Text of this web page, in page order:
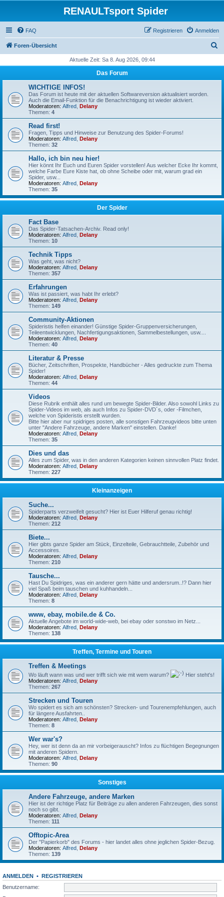
RENAULTsport Spider
FAQ Anmelden
Registrieren
Foren-Übersicht
h
Aktuelle Zeit: Sa 8. Aug 2026, 09:44
Das Forum
WICHTIGE INFOS!
Das Forum ist heute mit der aktuellen Softwareversion aktualisiert worden.
Auch die Email-Funktion für die Benachrichtigung ist wieder aktiviert.
Moderatoren: Alfred Delany
Themen: 4
Read first!
Fragen, Tipps und Hinweise zur Benutzung des Spider-Forums!
Moderatoren: Alfred Delany
Themen: 32
Hallo, ich bin neu hier!
Hier könnt Ihr Euch und Euren Spider vorstellen! Aus welcher Ecke Ihr kommt,
welche Farbe Eure Kiste hat, ob ohne Scheibe oder mit, warum grad ein
Spider, usw...
Moderatoren: Alfred Delany
Themen: 35
Der Spider
Fact Base
Das Spider-Tatsachen-Archiv. Read only!
Moderatoren: Alfred Delany
Themen: 10
Technik Tipps
Was geht, was nicht?
Moderatoren: Alfred Delany
Themen: 357
Erfahrungen
Was ist passiert, was habt Ihr erlebt?
Moderatoren: Alfred Delany
Themen: 149
Community-Aktionen
Spideristis helfen einander! Günstige Spider-Gruppenversicherungen,
Teileentwicklungen, Nachfertigungsaktionen, Sammelbestellungen, usw....
Moderatoren: Alfred Delany
Themen: 40
Literatur & Presse
Bücher, Zeitschriften, Prospekte, Handbücher - Alles gedruckte zum Thema
Spider!
Moderatoren: Alfred Delany
Themen: 44
Videos
Diese Rubrik enthält alles rund um bewegte Spider-Bilder. Also sowohl Links zu
Spider-Videos im web, als auch Infos zu Spider-DVD´s, oder -Filmchen,
welche von Spideristis erstellt wurden.
Bitte hier aber nur spidriges posten, alle sonstigen Fahrzeugvideos bitte unten
unter "Andere Fahrzeuge, andere Marken" einstellen. Danke!
Moderatoren: Alfred Delany
Themen: 35
Dies und das
Alles zum Spider, was in den anderen Kategorien keinen sinnvollen Platz findet.
Moderatoren: Alfred Delany
Themen: 227
Kleinanzeigen
Suche...
Spiderparts verzweifelt gesucht? Hier ist Euer Hilferuf genau richtig!
Moderatoren: Alfred Delany
Themen: 212
Biete...
Hier gibts ganze Spider am Stück, Einzelteile, Gebrauchtteile, Zubehör und
Accessoires.
Moderatoren: Alfred Delany
Themen: 210
Tausche...
Hast Du Spidriges, was ein anderer gern hätte und andersrum..!? Dann hier
viel Spaß beim tauschen und kuhhandeln...
Moderatoren: Alfred Delany
Themen: 8
www, ebay, mobile.de & Co.
Aktuelle Angebote im world-wide-web, bei ebay oder sonstwo im Netz...
Moderatoren: Alfred Delany
Themen: 138
Treffen, Termine und Touren
Treffen & Meetings
Wo läuft wann was und wer trifft sich wie mit wem warum?
Hier steht's!
Moderatoren: Alfred Delany
Themen: 267
Strecken und Touren
Wo spidert es sich am schönsten? Strecken- und Tourenempfehlungen, auch
für längere Ausfahrten..
Moderatoren: Alfred Delany
Themen: 8
Wer war's?
Hey, wer ist denn da an mir vorbeigerauscht? Infos zu flüchtigen Begegnungen
mit anderen Spidern.
Moderatoren: Alfred Delany
Themen: 90
Sonstiges
Andere Fahrzeuge, andere Marken
Hier ist der richtige Platz für Beiträge zu allen anderen Fahrzeugen, dies sonst
noch so gibt.
Moderatoren: Alfred Delany
Themen: 111
Offtopic-Area
Der "Papierkorb" des Forums - hier landet alles ohne jeglichen Spider-Bezug.
Moderatoren: Alfred Delany
Themen: 139
ANMELDEN • REGISTRIEREN
Benutzername: